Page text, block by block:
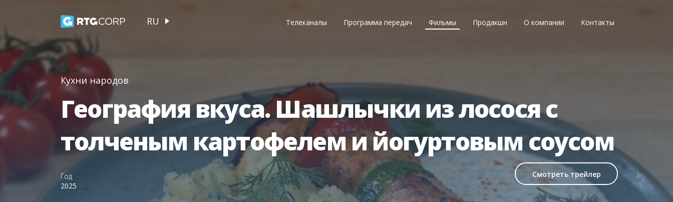
RU Телеканалы Программа передач Фильмы Продакшн О компании Контакты
Кухни народов
География вкуса. Шашлычки из лосося с
толченым картофелем и йогуртовым соусом
Смотреть трейлер
Год
2025